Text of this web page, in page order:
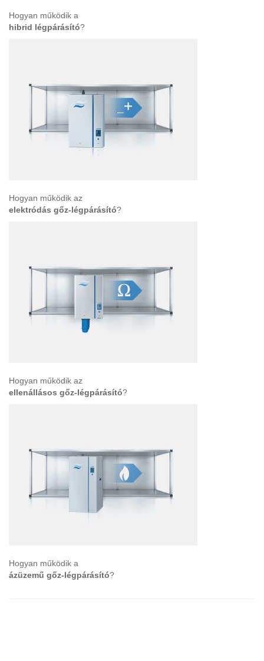
Hogyan működik a
hibrid légpárásító?
Hogyan működik az
elektródás gőz-légpárásító?
Hogyan működik az
ellenállásos gőz-légpárásító?
Hogyan működik a
ázüzemű gőz-légpárásító?